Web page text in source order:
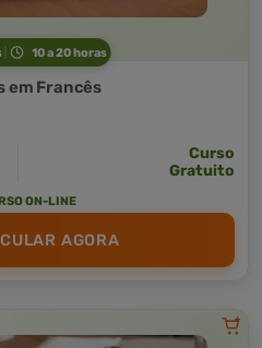
10 a 20 horas
em Francês
Curso
Gratuito
ON-LINE
AGORA